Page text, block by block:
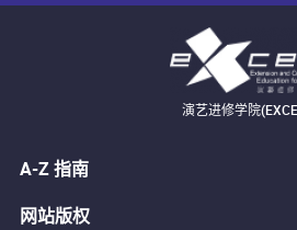
演艺进修学院
A-Z 指南
网站版权